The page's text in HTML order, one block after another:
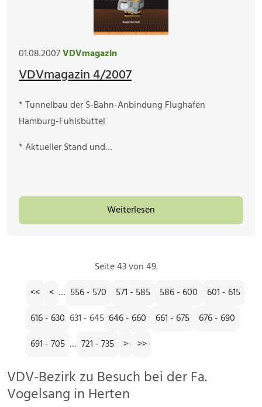
01.08.2007VDVmagazin
VDVmagazin 4/2007
* Tunnelbau der S-Bahn-Anbindung Flughafen
Hamburg-Fuhlsbüttel
* Aktueller Stand und…
Weiterlesen
Seite 43 von 49.
<<
< … 556 - 570 571 - 585 586 - 600
601 - 615
616 - 630 631 - 645 646 - 660 661 - 675
676 - 690
691 - 705 … 721 - 735 > >>
VDV-Bezirk zu Besuch bei der Fa.
Vogelsang in Herten